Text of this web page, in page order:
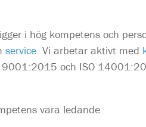
i hög kompetens och
service. Vi arbetar aktivt med
9001:2015 och ISO
vara ledande